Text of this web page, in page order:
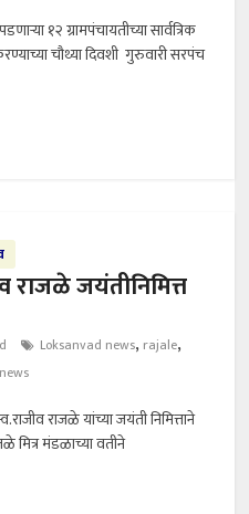
१२ ग्रामपंचायतीच्या सार्वत्रिक
चौथ्या दिवशी गुरुवारी सरपंच
राजळे जयंतीनिमित्त
Loksanvad news, rajale,
राजळे यांच्या जयंती निमित्ताने
मित्र मंडळाच्या वतीने